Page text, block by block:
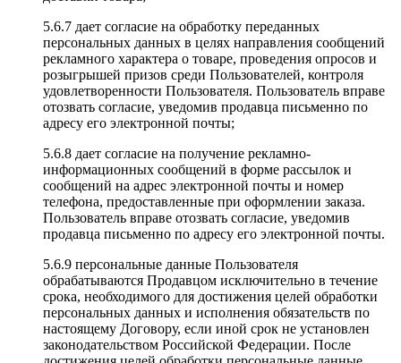
5.6.7 дает согласие на обработку переданных
персональных данных в целях направления сообщений
рекламного характера о товаре, проведения опросов и
розыгрышей призов среди Пользователей, контроля
удовлетворенности Пользователя. Пользователь вправе
отозвать согласие, уведомив продавца письменно по
адресу его электронной почты;
5.6.8 дает согласие на получение рекламно-
информационных сообщений в форме рассылок и
сообщений на адрес электронной почты и номер
телефона, предоставленные при оформлении заказа.
Пользователь вправе отозвать согласие, уведомив
продавца письменно по адресу его электронной почты.
5.6.9 персональные данные Пользователя
обрабатываются Продавцом исключительно в течение
срока, необходимого для достижения целей обработки
персональных данных и исполнения обязательств по
настоящему Договору, если иной срок не установлен
законодательством Российской Федерации. После